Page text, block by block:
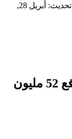
آخر تحديث: أبريل 28,
الهلباوي: الحكم ألغي إلزامنا بدفع 52 مليون